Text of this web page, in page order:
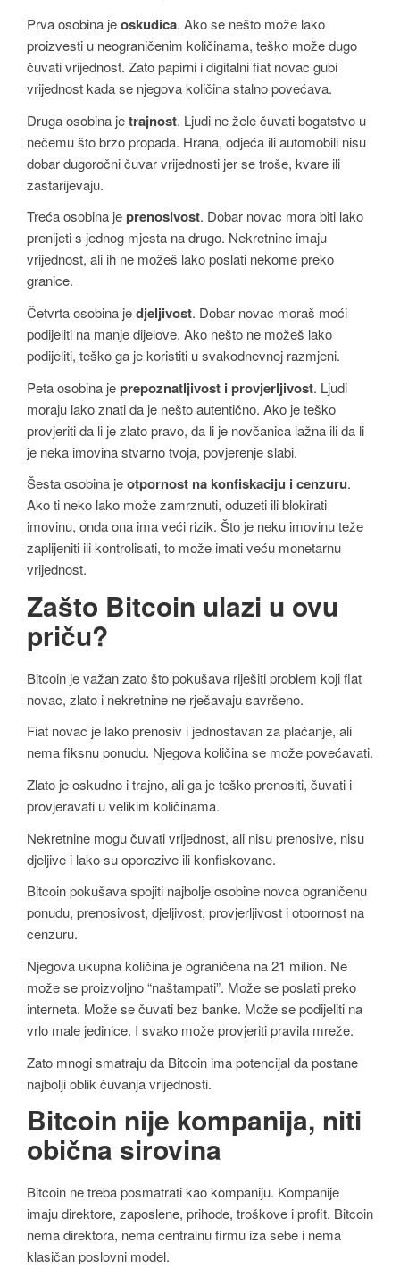
Prva osobina jeoskudica. Ako se nešto može lako
proizvesti u neograničenim količinama, teško može dugo
čuvati vrijednost. Zato papirni i digitalni fiat novac gubi
vrijednost kada se njegova količina stalno povećava.
Druga osobina jetrajnost. Ljudi ne žele čuvati bogatstvo u
nečemu što brzo propada. Hrana, odjeća ili automobili nisu
dobar dugoročni čuvar vrijednosti jer se troše, kvare ili
zastarijevaju.
Treća osobina jeprenosivost. Dobar novac mora biti lako
prenijeti s jednog mjesta na drugo. Nekretnine imaju
vrijednost, ali ih ne možeš lako poslati nekome preko
granice.
Četvrta osobina jedjeljivost. Dobar novac moraš moći
podijeliti na manje dijelove. Ako nešto ne možeš lako
podijeliti, teško ga je koristiti u svakodnevnoj razmjeni.
Peta osobina jeprepoznatljivost i provjerljivost. Ljudi
moraju lako znati da je nešto autentično. Ako je teško
provjeriti da li je zlato pravo, da li je novčanica lažna ili da li
je neka imovina stvarno tvoja, povjerenje slabi.
Šesta osobina jeotpornost na konfiskaciju i cenzuru.
Ako ti neko lako može zamrznuti, oduzeti ili blokirati
imovinu, onda ona ima veći rizik. Što je neku imovinu teže
zaplijeniti ili kontrolisati, to može imati veću monetarnu
vrijednost.
Zašto Bitcoin ulazi u ovu
priču?
Bitcoin je važan zato što pokušava riješiti problem koji fiat
novac, zlato i nekretnine ne rješavaju savršeno.
Fiat novac je lako prenosiv i jednostavan za plaćanje, ali
nema fiksnu ponudu. Njegova količina se može povećavati.
Zlato je oskudno i trajno, ali ga je teško prenositi, čuvati i
provjeravati u velikim količinama.
Nekretnine mogu čuvati vrijednost, ali nisu prenosive, nisu
djeljive i lako su oporezive ili konfiskovane.
Bitcoin pokušava spojiti najbolje osobine novca ograničenu
ponudu, prenosivost, djeljivost, provjerljivost i otpornost na
cenzuru.
Njegova ukupna količina je ograničena na 21 milion. Ne
može se proizvoljno “naštampati”. Može se poslati preko
interneta. Može se čuvati bez banke. Može se podijeliti na
vrlo male jedinice. I svako može provjeriti pravila mreže.
Zato mnogi smatraju da Bitcoin ima potencijal da postane
najbolji oblik čuvanja vrijednosti.
Bitcoin nije kompanija, niti
obična sirovina
Bitcoin ne treba posmatrati kao kompaniju. Kompanije
imaju direktore, zaposlene, prihode, troškove i profit. Bitcoin
nema direktora, nema centralnu firmu iza sebe i nema
klasičan poslovni model.